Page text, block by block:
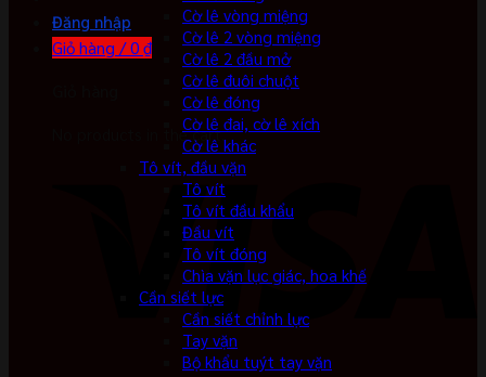
Đăng nhập
Giỏ hàng /0 ₫
No products in the cart.
Cờ lê vòng miệng
Cờ lê 2 vòng miệng
Cờ lê 2 đầu mở
Cờ lê đuôi chuột
Cờ lê đóng
Cờ lê đai, cờ lê xích
Cờ lê khác
Tô vít, đầu vặn
Tô vít
Tô vít đầu khẩu
Đầu vít
Tô vít đóng
Chìa vặn lục giác, hoa khế
Cần siết lực
Cần siết chỉnh lực
Tay vặn
Bộ khẩu tuýt tay vặn